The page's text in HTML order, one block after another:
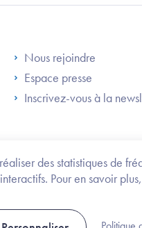
des statistiques de
Pour en savoir
Footer Left
Nous rejoindre
Espace presse
Inscrivez-vous à la
Legifrance.gouv.fr